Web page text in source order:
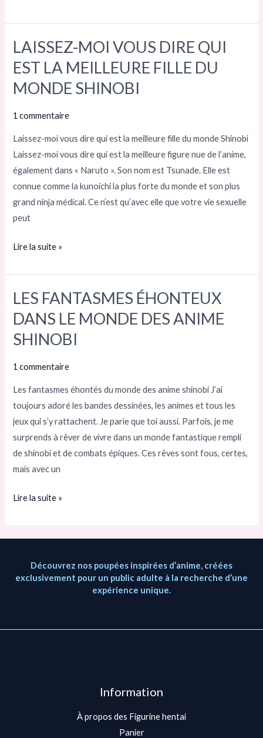
LAISSEZ-MOI VOUS DIRE QUI
EST LA MEILLEURE FILLE DU
MONDE SHINOBI
1 commentaire
Laissez-moi vous dire qui est la meilleure fille du monde Shinobi
Laissez-moi vous dire qui est la meilleure figure nue de l’anime,
également dans « Naruto ». Son nom est Tsunade. Elle est
connue comme la kunoichi la plus forte du monde et son plus
grand ninja médical. Ce n’est qu’avec elle que votre vie sexuelle
peut
LAISSEZ-
MOI
VOUS
DIRE
LA
MEILLEURE
FILLE
DU
MONDE
SHINOBI
Lire la suite »
LES FANTASMES ÉHONTEUX
DANS LE MONDE DES ANIME
SHINOBI
1 commentaire
Les fantasmes éhontés du monde des anime shinobi J’ai
toujours adoré les bandes dessinées, les animes et tous les
jeux qui s’y rattachent. Je parie que toi aussi. Parfois, je me
surprends à rêver de vivre dans un monde fantastique rempli
de shinobi et de combats épiques. Ces rêves sont fous, certes,
mais avec un
LES
FANTASMES
ÉHONTEUX
DANS
DES
ANIME
SHINOBI
Lire la suite »
Découvrez nos poupées inspirées d’anime, créées
exclusivement pour un public adulte à la recherche d’une
expérience unique.
Information
À propos des Figurine hentai
Panier